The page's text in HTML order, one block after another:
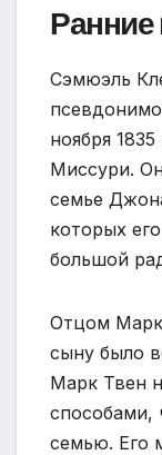
Сэмюэль
ноября
Миссури.
семье
которых
большой
Отцом
сыну было
Марк Твен
способами,
семью. Его